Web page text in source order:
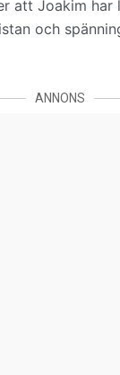
att Joakim har
och
ANNONS